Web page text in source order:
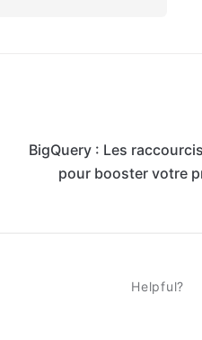
BigQuery : Les
pour booster votre
Helpful?